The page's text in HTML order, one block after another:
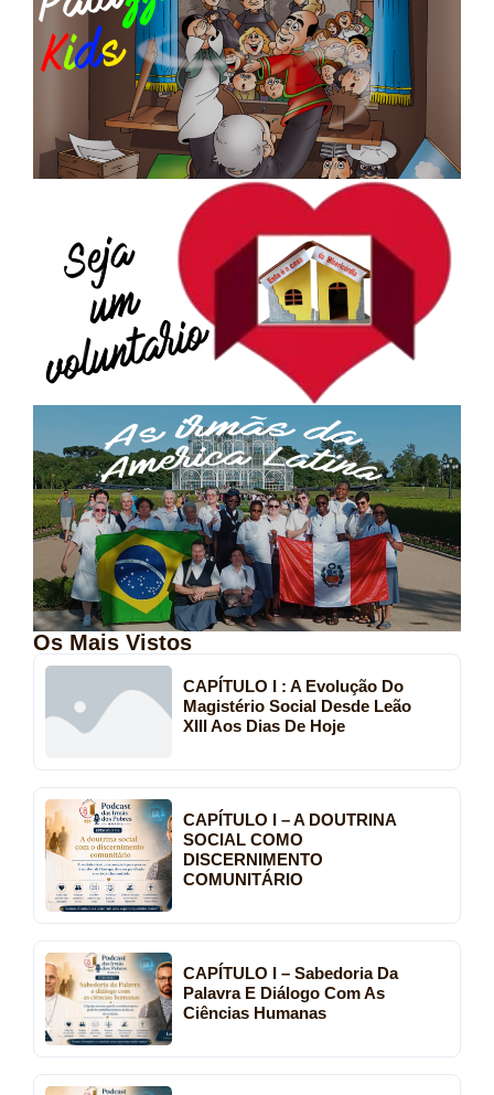
Os Mais Vistos
CAPÍTULO I : A Evolução Do
Magistério Social Desde Leão
XIII Aos Dias De Hoje
CAPÍTULO I – A DOUTRINA
SOCIAL COMO
DISCERNIMENTO
COMUNITÁRIO
CAPÍTULO I – Sabedoria Da
Palavra E Diálogo Com As
Ciências Humanas